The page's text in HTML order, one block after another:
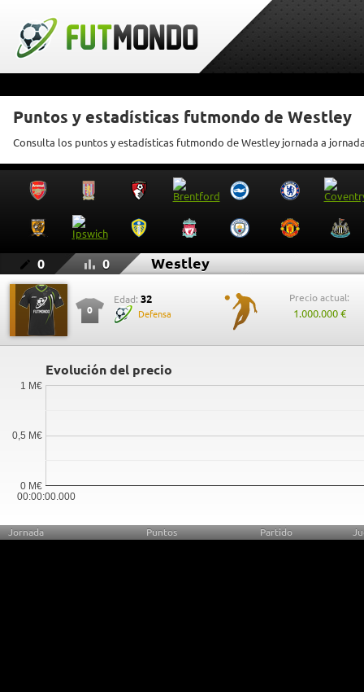
Puntos y estadísticas futmondo de Westley
Consulta los puntos y estadísticas futmondo de Westley jornada a
0 0 Westley
0
Edad: 32
Defensa
Precio actual:
1.000.000 €
Evolución del precio
00:00:00.000
0 M€
0,5 M€
1 M€
Jornada Puntos Partido